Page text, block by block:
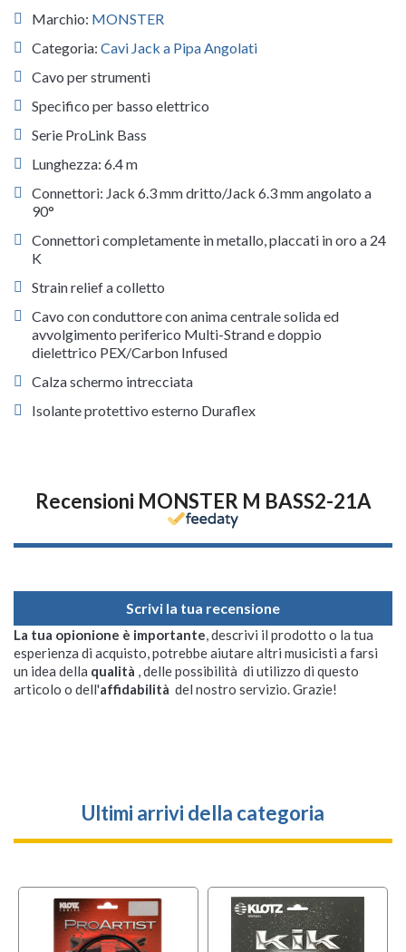
Marchio: MONSTER
Categoria: Cavi Jack a Pipa Angolati
Cavo per strumenti
Specifico per basso elettrico
Serie ProLink Bass
Lunghezza: 6.4 m
Connettori: Jack 6.3 mm dritto/Jack 6.3 mm angolato a
90°
Connettori completamente in metallo, placcati in oro a 24
K
Strain relief a colletto
Cavo con conduttore con anima centrale solida ed
avvolgimento periferico Multi-Strand e doppio
dielettrico PEX/Carbon Infused
Calza schermo intrecciata
Isolante protettivo esterno Duraflex
Recensioni MONSTER M BASS2-21A
Scrivi la tua recensione
La tua opionione è importante, descrivi il prodotto o la tua
esperienza di acquisto, potrebbe aiutare altri musicisti a farsi
un idea della qualità , delle possibilità di utilizzo di questo
articolo o dell'affidabilità del nostro servizio. Grazie!
Ultimi arrivi della categoria